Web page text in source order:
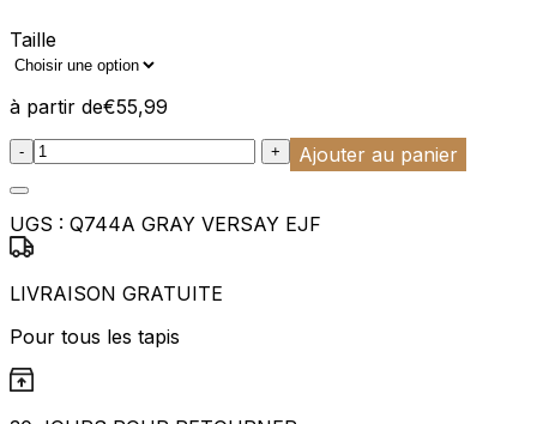
Taille
à partir de€55,99
:product_name quantity
- + Ajouter au panier
UGS : Q744A GRAY VERSAY EJF
LIVRAISON GRATUITE
Pour tous les tapis